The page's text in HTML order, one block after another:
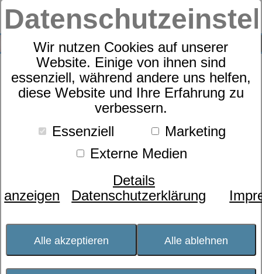
Wir nutzen Cookies auf unserer
Website. Einige von ihnen sind
essenziell, während andere uns helfen,
diese Website und Ihre Erfahrung zu
verbessern.
Essenziell
Marketing
Externe Medien
Details
anzeigen
Datenschutzerklärung
Alle akzeptieren Alle ablehnen
SUCHE
0
Bettwäsche Satin Wende
Hirsch mit RV